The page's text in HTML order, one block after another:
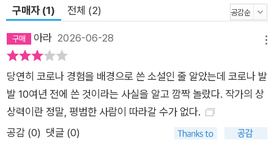
로써 벌어지는 결과가 이토록 극적인 방향으로 삶을 이끈다는 사
확장시키는 놀라움 특별한 의미와 감동을 선사하는 이 시대의 명
작 이번 리마스터판을 펴내며 작가는 “팬데믹을 겪은 후였다면
이 소설은 쓰이지 않았을 것”이라고 밝힌 바 있다. “삶을 폐허로
만드는 것은 역병과 쓰레기, 끊임없이 출몰하는 쥐떼가 아니라 적
나라한 혐오와 차별, 정교한 자본주의임이 명백해졌으므로 다른
상상을 하기 어려웠을 것”(작가의 말)이라는 게 그 이유다. 그런
구매자 (1) 전체 (2)
아라 2026-06-28
당연히 코로나 경험을 배경으로 쓴 소설인 줄 알았는데 코로나 발
발 10여년 전에 쓴 것이라는 사실을 알고 깜짝 놀랐다. 작가의 상
상력이란 정말, 평범한 사람이 따라갈 수가 없다.
공감 (0) 댓글 (0)